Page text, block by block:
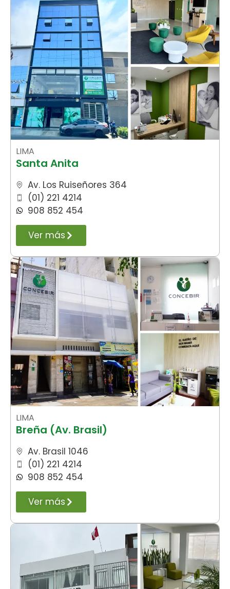
LIMA
Santa Anita
Av. Los Ruiseñores 364
(01) 221 4214
908 852 454
Ver más
LIMA
Breña (Av. Brasil)
Av. Brasil 1046
(01) 221 4214
908 852 454
Ver más